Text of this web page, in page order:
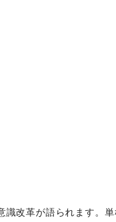
識改革が語られます。